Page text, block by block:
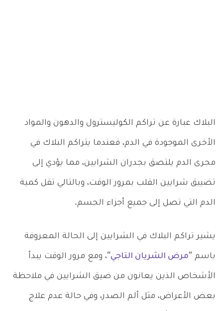
البلاك عبارة عن تراكم الكوليسترول والدهون والمواد
الأخرى الموجودة في الدم، فعندما يتراكم البلاك في
مجرى الدم يلتصق بجدران الشرايين، مما يؤدي إلى
تضييق شرايين القلب بمرور الوقت، وبالتالي تقل كمية
الدم التي تصل إلى جميع أجزاء الجسم.
يشير تراكم البلاك في الشرايين إلى الحالة المعروفة
باسم “مرض الشريان التاجي“، ومع مرور الوقت يبدأ
الأشخاص الذين يعانون من ضيق الشرايين في ملاحظة
بعض الأعراض، مثل ألم الصدر، وفي حالة عدم علاج